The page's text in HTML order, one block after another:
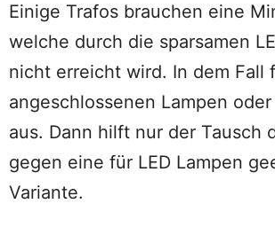
Einige Trafos brauchen eine
welche durch die sparsamen
nicht erreicht wird. In dem Fall
angeschlossenen Lampen
aus. Dann hilft nur der Tausch
gegen eine für LED Lampen
Variante.